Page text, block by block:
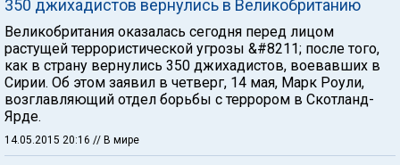
350 джихадистов вернулись в Великобританию
Великобритания оказалась сегодня перед лицом
растущей террористической угрозы &#8211; после того,
как в страну вернулись 350 джихадистов, воевавших в
Сирии. Об этом заявил в четверг, 14 мая, Марк Роули,
возглавляющий отдел борьбы с террором в Скотланд-
Ярде.
14.05.2015 20:16 // В мире